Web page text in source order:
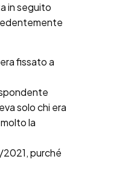
in seguito
fissato a
solo chi era
la
2021, purché